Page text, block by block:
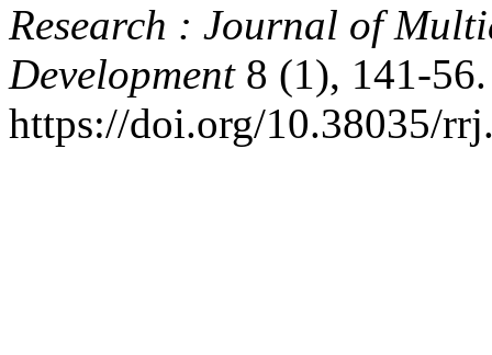
Research : Journal of
Development8 (1), 141-56.
https://doi.org/10.38035/